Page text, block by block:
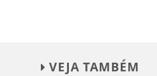
VEJA TAMBÉM